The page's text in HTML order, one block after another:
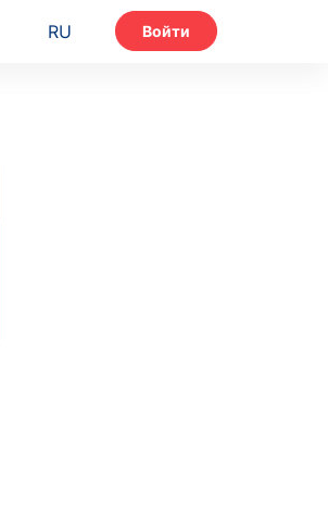
RU Войти